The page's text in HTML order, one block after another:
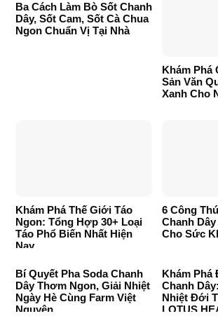
Ba Cách Làm Bò Sốt Chanh
Dây, Sốt Cam, Sốt Cà Chua
Ngon Chuẩn Vị Tại Nhà
Khám Phá
Sản Văn
Xanh Cho
Khám Phá Thế Giới Táo
Ngon: Tổng Hợp 30+ Loại
Táo Phổ Biến Nhất Hiện
Nay
6 Công
Chanh
Cho Sức
Bí Quyết Pha Soda Chanh
Dây Thơm Ngon, Giải Nhiệt
Ngày Hè Cùng Farm Việt
Nguyên
Khám Phá
Chanh
Nhiệt Đới
LOTUS